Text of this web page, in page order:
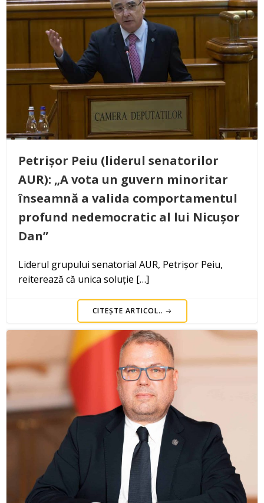
Petrișor Peiu (liderul senatorilor
AUR): „A vota un guvern minoritar
înseamnă a valida comportamentul
profund nedemocratic al lui Nicușor
Dan”
Liderul grupului senatorial AUR, Petrișor Peiu,
reiterează că unica soluție […]
CITEȘTE ARTICOL..